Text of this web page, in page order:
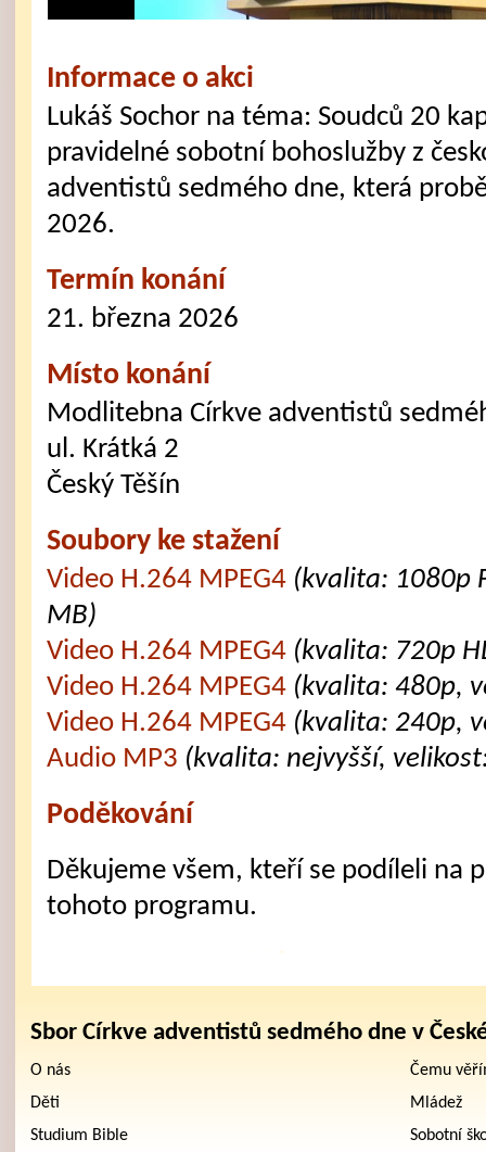
Informace o akci
Lukáš Sochor na téma: Soudců 20
pravidelné sobotní bohoslužby z
adventistů sedmého dne, která
2026.
Termín konání
21. března 2026
Místo konání
Modlitebna Církve adventistů
ul. Krátká 2
Český Těšín
Soubory ke stažení
Video H.264 MPEG4 (kvalita: 1080p
MB)
Video H.264 MPEG4 (kvalita: 720p
Video H.264 MPEG4 (kvalita: 480p,
Video H.264 MPEG4 (kvalita: 240p,
Audio MP3 (kvalita: nejvyšší,
Poděkování
Děkujeme všem, kteří se podíleli na
tohoto programu.
Sbor Církve adventistů sedmého dne v
O nás
Čemu
Děti
Mládež
Studium Bible
Sobotní